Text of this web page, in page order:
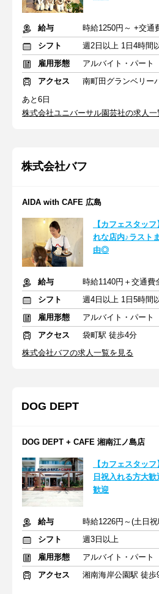
給与
時給1250円～ +交通
シフト
雇用形態
アルバイト・パート
アクセス
あと6日
株式会社ユニバーサル園芸社の求人一
株式会社バフ
AIDA with CAFE 広島
【カフェスタッ
れな店内♪ラスト
由◎
給与
時給1140円＋交通費
シフト
雇用形態
アルバイト・パート
アクセス
袋町駅 徒歩4分
株式会社バフの求人一覧を見る
DOG DEPT
DOG DEPT + CAFE 湘南江ノ島店
【カフェスタッ
日祝入れる方大
歓迎
給与
シフト
週3日以上
雇用形態
アルバイト・パート
アクセス
湘南海岸公園駅 徒歩